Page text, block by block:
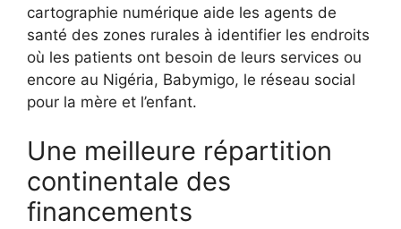
cartographie numérique aide les agents de
santé des zones rurales à identifier les endroits
où les patients ont besoin de leurs services ou
encore au Nigéria, Babymigo, le réseau social
pour la mère et l’enfant.
Une meilleure répartition
continentale des
financements